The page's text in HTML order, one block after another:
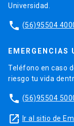
Universidad.
phone (56)95504
EMERGENCIAS
Teléfono en caso
riesgo tu vida
phone (56)95504
launch Ir al sitio de